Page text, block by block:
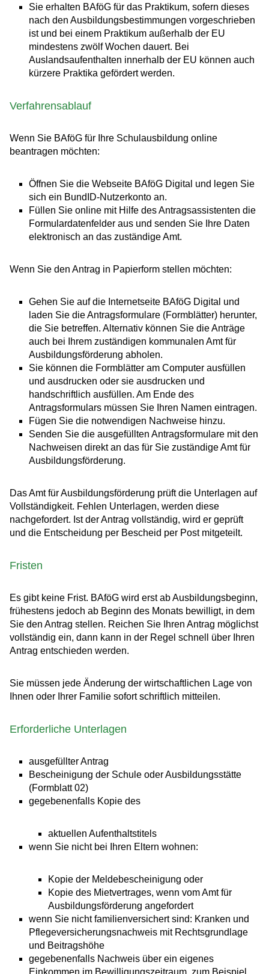
Sie erhalten BAföG für das Praktikum, sofern dieses
nach den Ausbildungsbestimmungen vorgeschrieben
ist und bei einem Praktikum außerhalb der EU
mindestens zwölf Wochen dauert. Bei
Auslandsaufenthalten innerhalb der EU können auch
kürzere Praktika gefördert werden.
Verfahrensablauf
Wenn Sie BAföG für Ihre Schulausbildung online
beantragen möchten:
Öffnen Sie die Webseite BAföG Digital und legen Sie
sich ein BundID-Nutzerkonto an.
Füllen Sie online mit Hilfe des Antragsassistenten die
Formulardatenfelder aus und senden Sie Ihre Daten
elektronisch an das zuständige Amt.
Wenn Sie den Antrag in Papierform stellen möchten:
Gehen Sie auf die Internetseite BAföG Digital und
laden Sie die Antragsformulare (Formblätter) herunter,
die Sie betreffen. Alternativ können Sie die Anträge
auch bei Ihrem zuständigen kommunalen Amt für
Ausbildungsförderung abholen.
Sie können die Formblätter am Computer ausfüllen
und ausdrucken oder sie ausdrucken und
handschriftlich ausfüllen. Am Ende des
Antragsformulars müssen Sie Ihren Namen eintragen.
Fügen Sie die notwendigen Nachweise hinzu.
Senden Sie die ausgefüllten Antragsformulare mit den
Nachweisen direkt an das für Sie zuständige Amt für
Ausbildungsförderung.
Das Amt für Ausbildungsförderung prüft die Unterlagen auf
Vollständigkeit. Fehlen Unterlagen, werden diese
nachgefordert. Ist der Antrag vollständig, wird er geprüft
und die Entscheidung per Bescheid per Post mitgeteilt.
Fristen
Es gibt keine Frist. BAföG wird erst ab Ausbildungsbeginn,
frühestens jedoch ab Beginn des Monats bewilligt, in dem
Sie den Antrag stellen. Reichen Sie Ihren Antrag möglichst
vollständig ein, dann kann in der Regel schnell über Ihren
Antrag entschieden werden.
Sie müssen jede Änderung der wirtschaftlichen Lage von
Ihnen oder Ihrer Familie sofort schriftlich mitteilen.
Erforderliche Unterlagen
ausgefüllter Antrag
Bescheinigung der Schule oder Ausbildungsstätte
(Formblatt 02)
gegebenenfalls Kopie des
aktuellen Aufenthaltstitels
wenn Sie nicht bei Ihren Eltern wohnen:
Kopie der Meldebescheinigung oder
Kopie des Mietvertrages, wenn vom Amt für
Ausbildungsförderung angefordert
wenn Sie nicht familienversichert sind: Kranken und
Pflegeversicherungsnachweis mit Rechtsgrundlage
und Beitragshöhe
gegebenenfalls Nachweis über ein eigenes